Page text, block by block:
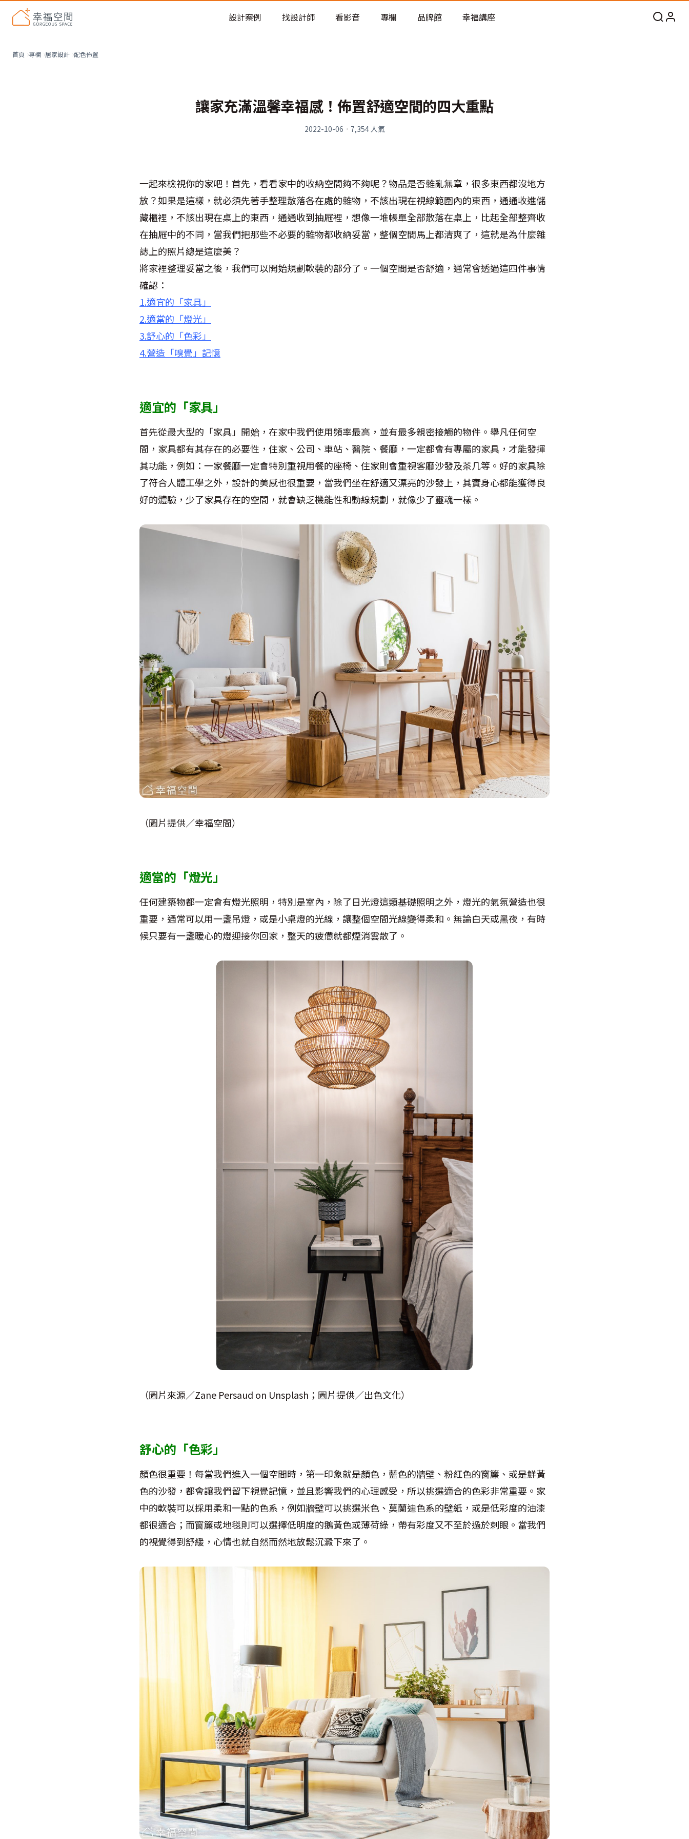
老屋預算分配與高 CP 值煥新術
設計案例 找設計師 看影音 專欄 品牌館 幸福講座
首頁 專欄 居家設計 配色佈置
讓家充滿溫馨幸福感！佈置舒適空間的四大重點
2022-10-06 · 7,354人氣
一起來檢視你的家吧！首先，看看家中的收納空間夠不夠呢？物品是否雜亂無章，很多東西都沒地方
放？如果是這樣，就必須先著手整理散落各在處的雜物，不該出現在視線範圍內的東西，通通收進儲
藏櫃裡，不該出現在桌上的東西，通通收到抽屜裡，想像一堆帳單全部散落在桌上，比起全部整齊收
在抽屜中的不同，當我們把那些不必要的雜物都收納妥當，整個空間馬上都清爽了，這就是為什麼雜
誌上的照片總是這麼美？
將家裡整理妥當之後，我們可以開始規劃軟裝的部分了。一個空間是否舒適，通常會透過這四件事情
確認：
1.適宜的「家具」
2.適當的「燈光」
3.舒心的「色彩」
4.營造「嗅覺」記憶
適宜的「家具」
首先從最大型的「家具」開始，在家中我們使用頻率最高，並有最多親密接觸的物件。舉凡任何空
間，家具都有其存在的必要性，住家、公司、車站、醫院、餐廳，一定都會有專屬的家具，才能發揮
其功能，例如：一家餐廳一定會特別重視用餐的座椅、住家則會重視客廳沙發及茶几等。好的家具除
了符合人體工學之外，設計的美感也很重要，當我們坐在舒適又漂亮的沙發上，其實身心都能獲得良
好的體驗，少了家具存在的空間，就會缺乏機能性和動線規劃，就像少了靈魂一樣。
（圖片提供／幸福空間）
適當的「燈光」
任何建築物都一定會有燈光照明，特別是室內，除了日光燈這類基礎照明之外，燈光的氣氛營造也很
重要，通常可以用一盞吊燈，或是小桌燈的光線，讓整個空間光線變得柔和。無論白天或黑夜，有時
候只要有一盞暖心的燈迎接你回家，整天的疲憊就都煙消雲散了。
（圖片來源／Zane Persaud on Unsplash；圖片提供／出色文化）
舒心的「色彩」
顏色很重要！每當我們進入一個空間時，第一印象就是顏色，藍色的牆壁、粉紅色的窗簾、或是鮮黃
色的沙發，都會讓我們留下視覺記憶，並且影響我們的心理感受，所以挑選適合的色彩非常重要。家
中的軟裝可以採用柔和一點的色系，例如牆壁可以挑選米色、莫蘭迪色系的壁紙，或是低彩度的油漆
都很適合；而窗簾或地毯則可以選擇低明度的鵝黃色或薄荷綠，帶有彩度又不至於過於刺眼。當我們
的視覺得到舒緩，心情也就自然而然地放鬆沉澱下來了。